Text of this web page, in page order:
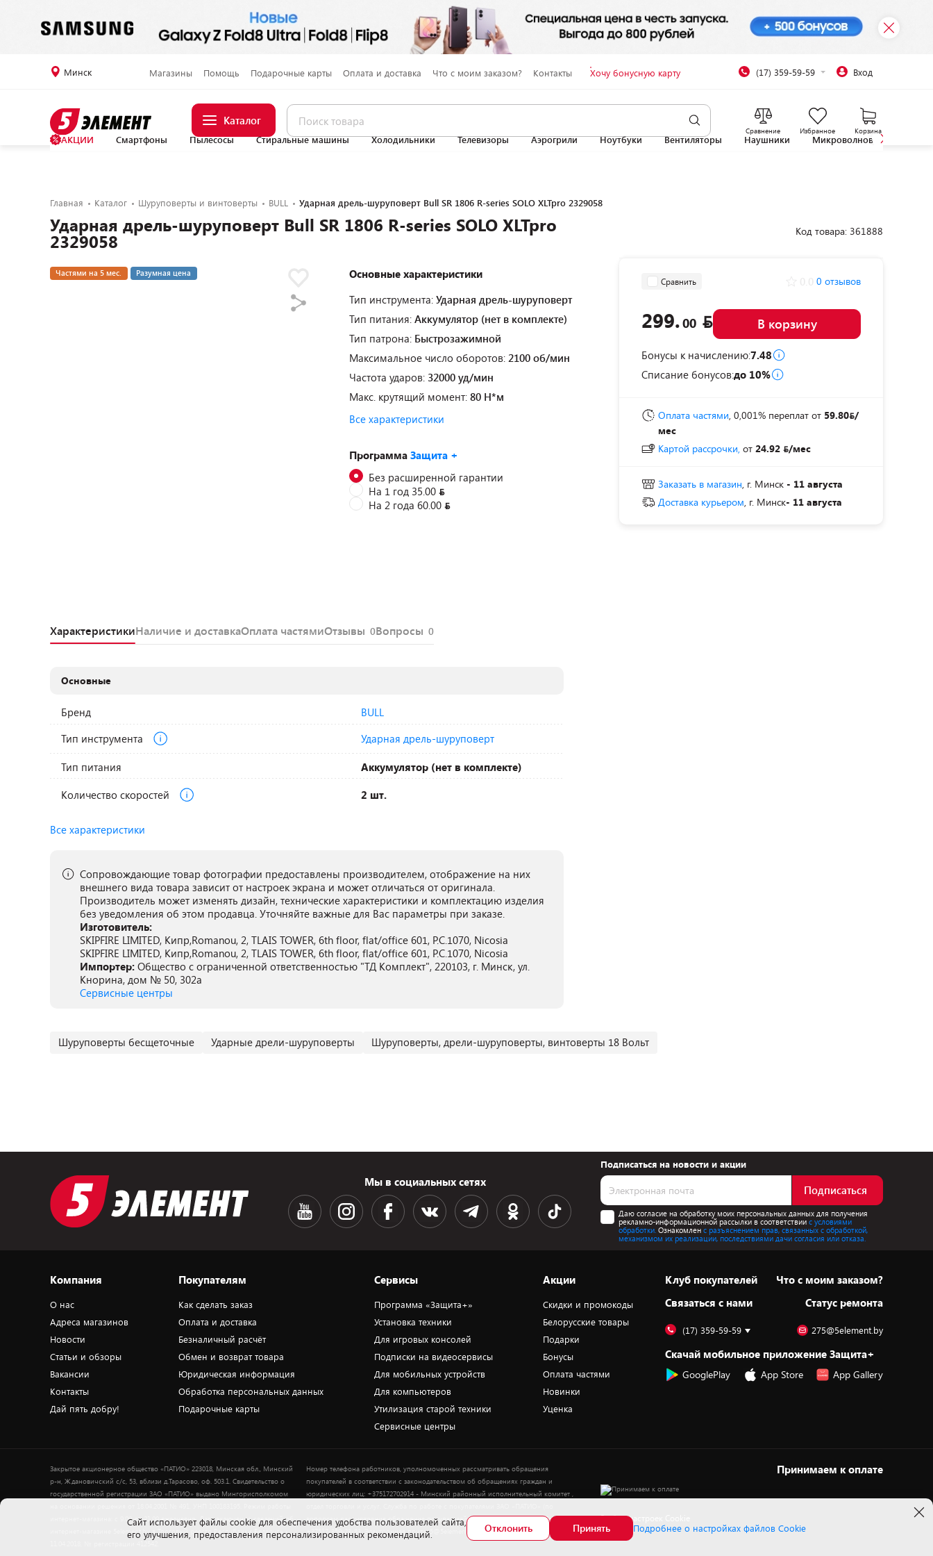
Минск Магазины Помощь Подарочные карты Оплата и доставка Что с моим заказом? Контакты Хочу бонусную карту (17) 359-59-59 Вход
Каталог
Сравнение Избранное Корзина
АКЦИИ Смартфоны Пылесосы Стиральные машины Холодильники Телевизоры Аэрогрили Ноутбуки Вентиляторы Наушники Микроволновые печи
Главная Каталог Шуруповерты и винтоверты BULL Ударная дрель-шуруповерт Bull SR 1806 R-series SOLO XLTpro 2329058
Ударная дрель-шуруповерт Bull SR 1806 R-series SOLO XLTpro
2329058
Частями на 5 мес. Разумная цена
Основные характеристики
Тип инструмента: Ударная дрель-шуруповерт
Тип питания: Аккумулятор (нет в комплекте)
Тип патрона: Быстрозажимной
Максимальное число оборотов: 2100 об/мин
Частота ударов: 32000 уд/мин
Макс. крутящий момент: 80 Н*м
Все характеристики
Программа Защита +
Без расширенной гарантии
На 1 год 35.00
На 2 года 60.00
Код товара: 361888
Сравнить 0 отзывов
299.00 В корзину
Бонусы к начислению:7.48
Списание бонусов:до 10%
Оплата частями, 0,001% переплат от 59.80 /
мес
Картой рассрочки, от 24.92 /мес
Заказать в магазин, г. Минск - 11 августа
Доставка курьером, г. Минск- 11 августа
ХарактеристикиНаличие и доставкаОплата частямиОтзывы 0Вопросы 0
Основные
Бренд
BULL
Тип инструмента
Ударная дрель-шуруповерт
Тип питания
Аккумулятор (нет в комплекте)
Количество скоростей
2 шт.
Все характеристики
Сопровождающие товар фотографии предоставлены производителем, отображение на них
внешнего вида товара зависит от настроек экрана и может отличаться от оригинала.
Производитель может изменять дизайн, технические характеристики и комплектацию изделия
без уведомления об этом продавца. Уточняйте важные для Вас параметры при заказе.
Изготовитель:
SKIPFIRE LIMITED, Кипр,Romanou, 2, TLAIS TOWER, 6th floor, flat/office 601, P.C.1070, Nicosia
SKIPFIRE LIMITED, Кипр,Romanou, 2, TLAIS TOWER, 6th floor, flat/office 601, P.C.1070, Nicosia
Импортер: Общество с ограниченной ответственностью "ТД Комплект", 220103, г. Минск, ул.
Кнорина, дом № 50, 302а
Сервисные центры
Шуруповерты бесщеточные Ударные дрели-шуруповерты Шуруповерты, дрели-шуруповерты, винтоверты 18 Вольт
Мы в социальных сетях
Подписаться на новости и акции
Подписаться
Даю согласие на обработку моих персональных данных для получения
рекламно-информационной рассылки в соответствиис условиями
обработки. Ознакомлен с разъяснением прав, связанных с обработкой,
механизмом их реализации, последствиями дачи согласия или отказа.
Компания
О нас
Адреса магазинов
Новости
Статьи и обзоры
Вакансии
Контакты
Дай пять добру!
Покупателям
Как сделать заказ
Оплата и доставка
Безналичный расчёт
Обмен и возврат товара
Юридическая информация
Обработка персональных данных
Подарочные карты
Сервисы
Программа «Защита+»
Установка техники
Для игровых консолей
Подписки на видеосервисы
Для мобильных устройств
Для компьютеров
Утилизация старой техники
Сервисные центры
Акции
Скидки и промокоды
Белорусские товары
Подарки
Бонусы
Оплата частями
Новинки
Уценка
Клуб покупателей
Cвязаться с нами
Что с моим заказом?
Статус ремонта
(17) 359-59-59 275@5element.by
Скачай мобильное приложение Защита+
GooglePlay App Store App Gallery
Закрытое акционерное общество «ПАТИО» 223018, Минская обл., Минский
р-н, Ждановичский с/с, 53, вблизи д.Тарасово, оф. 503.1. Свидетельство о
государственной регистрации ЗАО «ПАТИО» выдано Мингорисполкомом
интернет-магазина: с 9.00 до 21.00 ежедневно. Дата включения сведений об
интернет-магазине 5element.by в Торговый реестр Республики Беларусь -
Номер телефона работников, уполномоченных рассматривать обращения
покупателей в соответствии с законодательством об обращениях граждан и
юридических лиц: +375172702914 - Минский районный исполнительный комитет ,
вопросам рассмотрения обращения покупателей о нарушении их прав): Тел.:
+37517-359-23-83. Электронная почта: 5@5element.by
Принимаем к оплате
Выбор настроек Cookie
Cайт использует файлы cookie для обеспечения удобства пользователей сайта,
его улучшения, предоставления персонализированных рекомендаций.
Отклонить Принять Подробнее о настройках файлов Cookie